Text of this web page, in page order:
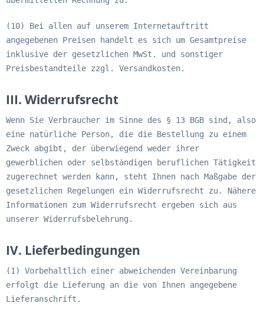
(10) Bei allen auf unserem Internetauftritt
angegebenen Preisen handelt es sich um Gesamtpreise
inklusive der gesetzlichen MwSt. und sonstiger
Preisbestandteile zzgl. Versandkosten.
III. Widerrufsrecht
Wenn Sie Verbraucher im Sinne des § 13 BGB sind, also
eine natürliche Person, die die Bestellung zu einem
Zweck abgibt, der überwiegend weder ihrer
gewerblichen oder selbständigen beruflichen Tätigkeit
zugerechnet werden kann, steht Ihnen nach Maßgabe der
gesetzlichen Regelungen ein Widerrufsrecht zu. Nähere
Informationen zum Widerrufsrecht ergeben sich aus
unserer Widerrufsbelehrung.
IV. Lieferbedingungen
(1) Vorbehaltlich einer abweichenden Vereinbarung
erfolgt die Lieferung an die von Ihnen angegebene
Lieferanschrift.